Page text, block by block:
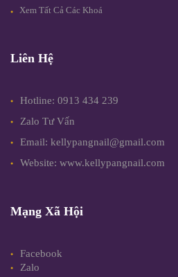
Xem Tất Cả Các Khoá
Liên Hệ
Hotline: 0913 434 239
Zalo Tư Vấn
Email: kellypangnail@gmail.com
Website: www.kellypangnail.com
Mạng Xã Hội
Facebook
Zalo